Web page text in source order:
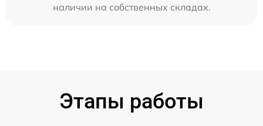
наличии на собственных складах.
Этапы работы